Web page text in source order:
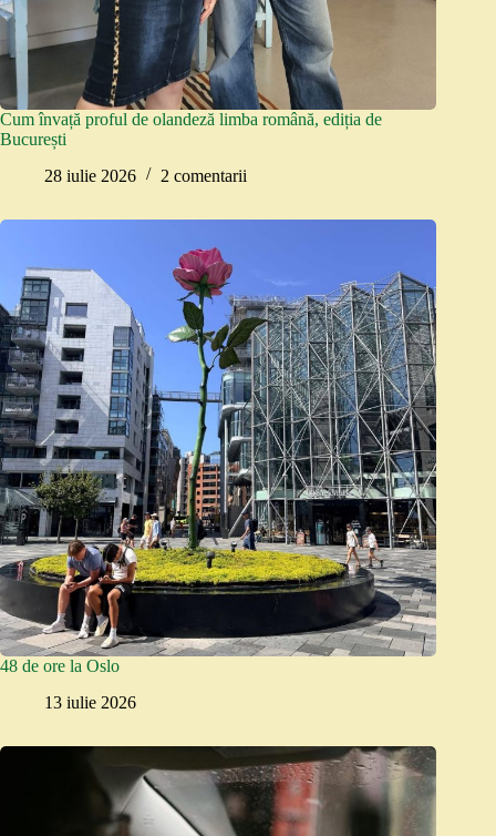
Cum învață proful de olandeză limba română, ediția de
București
28 iulie 2026
2 comentarii
48 de ore la Oslo
13 iulie 2026